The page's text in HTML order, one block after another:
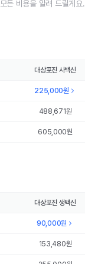
든 비용을 알려 드릴게요.
대상포진 사백신
225,000원
488,671원
605,000원
대상포진 생백신
90,000원
153,480원